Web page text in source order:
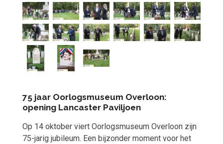
75 jaar Oorlogsmuseum Overloon:
opening Lancaster Paviljoen
Op 14 oktober viert Oorlogsmuseum Overloon zijn
75-jarig jubileum. Een bijzonder moment voor het